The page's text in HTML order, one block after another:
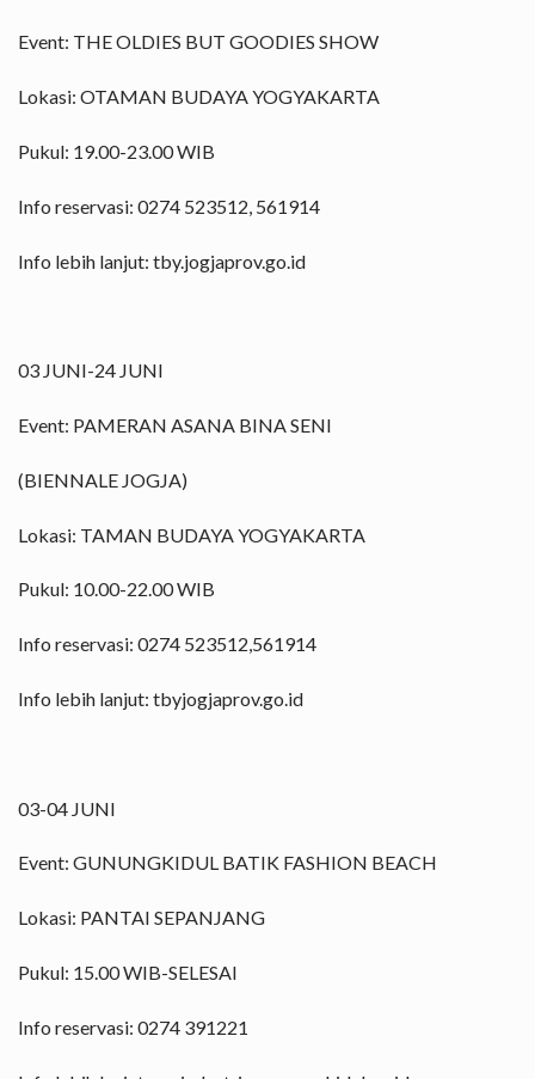
Event: THE OLDIES BUT GOODIES SHOW
Lokasi: OTAMAN BUDAYA YOGYAKARTA
Pukul: 19.00-23.00 WIB
Info reservasi: 0274 523512, 561914
Info lebih lanjut: tby.jogjaprov.go.id
03 JUNI-24 JUNI
Event: PAMERAN ASANA BINA SENI
(BIENNALE JOGJA)
Lokasi: TAMAN BUDAYA YOGYAKARTA
Pukul: 10.00-22.00 WIB
Info reservasi: 0274 523512,561914
Info lebih lanjut: tbyjogjaprov.go.id
03-04 JUNI
Event: GUNUNGKIDUL BATIK FASHION BEACH
Lokasi: PANTAI SEPANJANG
Pukul: 15.00 WIB-SELESAI
Info reservasi: 0274 391221